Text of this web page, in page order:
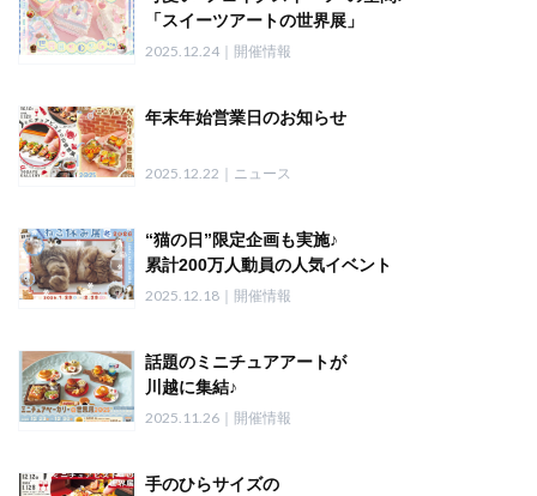
「スイーツアートの世界展」
1/24(土)～名古屋で開催！
甘い文具コーナーが新登場！
2025.12.24｜開催情報
年末年始営業日のお知らせ
2025.12.22｜ニュース
“猫の日”限定企画も実施♪
累計200万人動員の人気イベント
『ねこ休み展』1/23～開催
今回デビューの新たなスター猫も登場！
2025.12.18｜開催情報
話題のミニチュアアートが
川越に集結♪
パンやケーキなど フード作品を集めた
2025.11.26｜開催情報
手のひらサイズの